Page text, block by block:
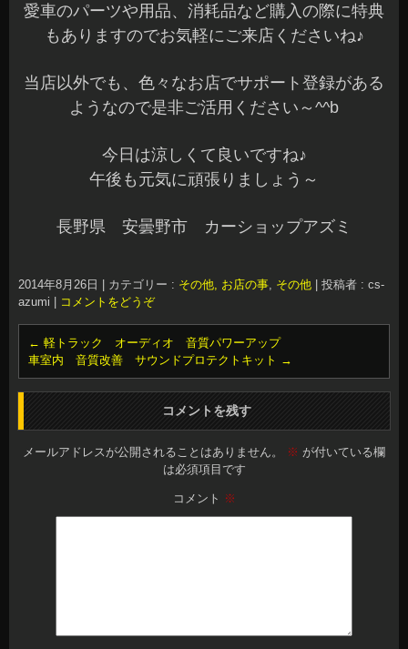
愛車のパーツや用品、消耗品など購入の際に特典
もありますのでお気軽にご来店くださいね♪
当店以外でも、色々なお店でサポート登録がある
ようなので是非ご活用ください～^^b
今日は涼しくて良いですね♪
午後も元気に頑張りましょう～
長野県 安曇野市 カーショップアズミ
2014年8月26日 カテゴリー : その他, お店の事, その他
投稿者 : cs-
azumi
コメントをどうぞ
← 軽トラック オーディオ 音質パワーアップ
車室内 音質改善 サウンドプロテクトキット →
コメントを残す
メールアドレスが公開されることはありません。 ※ が付いている欄
は必須項目です
コメント ※